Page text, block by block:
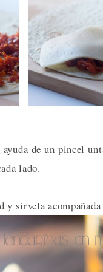
de un pincel
lado.
sírvela